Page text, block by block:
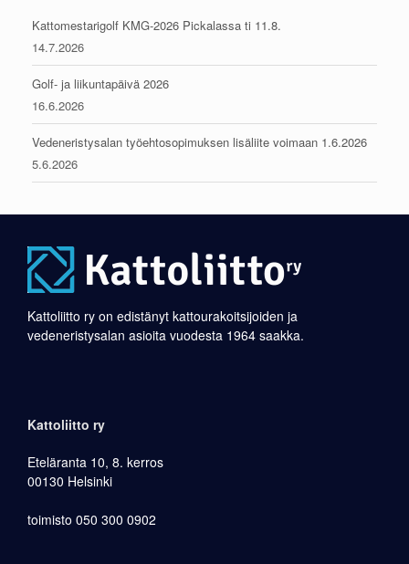
Kattomestarigolf KMG-2026 Pickalassa ti 11.8.
14.7.2026
Golf- ja liikuntapäivä 2026
16.6.2026
Vedeneristysalan työehtosopimuksen lisäliite voimaan 1.6.2026
5.6.2026
Kattoliitto ry on edistänyt kattourakoitsijoiden ja
vedeneristysalan asioita vuodesta 1964 saakka.
Kattoliitto ry
Eteläranta 10, 8. kerros
00130 Helsinki
toimisto 050 300 0902